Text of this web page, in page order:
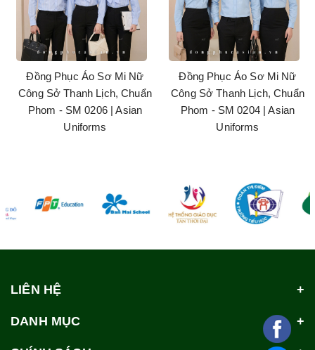
Đồng Phục Áo Sơ Mi Nữ
Công Sở Thanh Lịch, Chuẩn
Phom - SM 0206 | Asian
Uniforms
Đồng Phục Áo Sơ Mi Nữ
Công Sở Thanh Lịch, Chuẩn
Phom - SM 0204 | Asian
Uniforms
LIÊN HỆ
DANH MỤC